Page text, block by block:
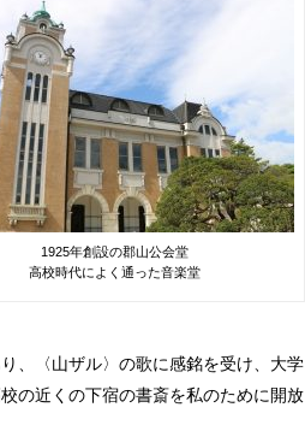
1925年創設の郡山公会堂
高校時代によく通った音楽堂
、〈山ザル〉の歌に感銘を受け、大学
の近くの下宿の書斎を私のために開放